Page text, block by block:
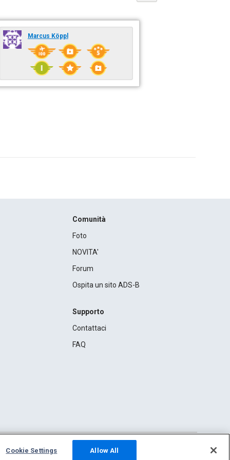
Marcus Köppl
Comunità
Foto
NOVITA'
Forum
Ospita un sito ADS-B
Supporto
Contattaci
FAQ
Cookie Settings Allow All